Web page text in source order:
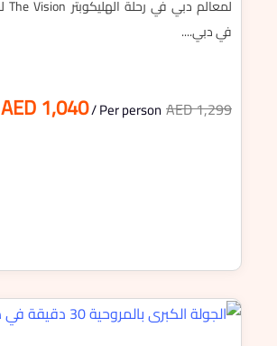
في دبي....
AED 1,040/ Per person AED 1,299